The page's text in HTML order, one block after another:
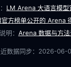
LM Arena 大语言模型
官方榜单公开的 Arena
明： Arena 数据与方法
数据同步： 2026-06-